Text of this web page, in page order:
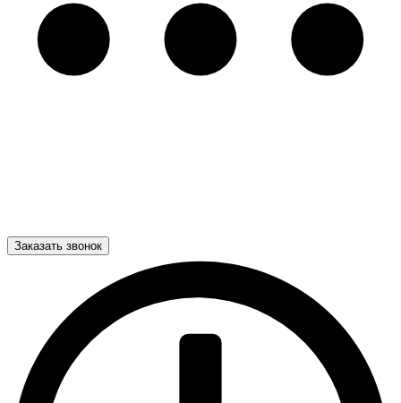
Заказать звонок